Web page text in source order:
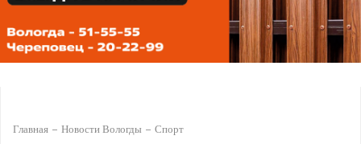
Главная Новости Вологды Спорт